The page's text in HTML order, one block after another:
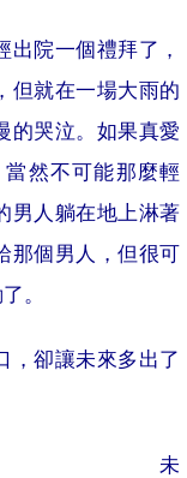
院一個禮拜了，
但就在一場大雨的
的哭泣。如果真愛
然不可能那麼輕
男人躺在地上淋著
那個男人，但很可
。
卻讓未來多出了